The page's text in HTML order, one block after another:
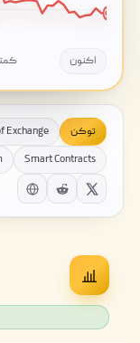
اکنون
توکن Exchange
Smart Contracts